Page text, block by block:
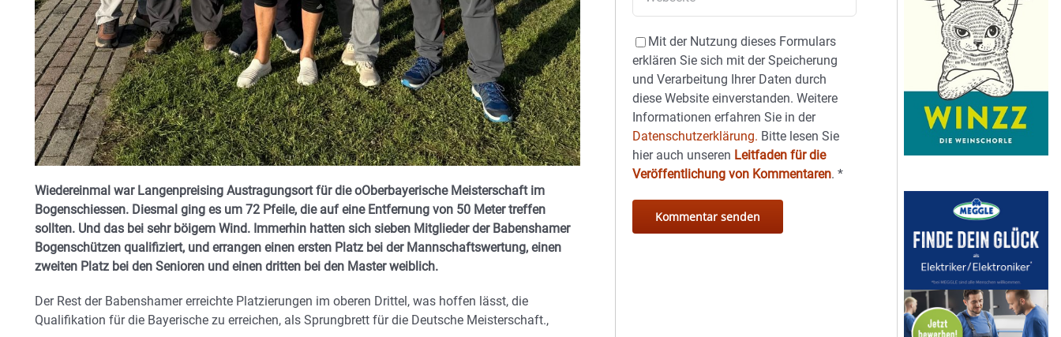
Wiedereinmal war Langenpreising Austragungsort für die oOberbayerische Meisterschaft im
Bogenschiessen. Diesmal ging es um 72 Pfeile, die auf eine Entfernung von 50 Meter treffen
sollten. Und das bei sehr böigem Wind. Immerhin hatten sich sieben Mitglieder der Babenshamer
Bogenschützen qualifiziert, und errangen einen ersten Platz bei der Mannschaftswertung, einen
zweiten Platz bei den Senioren und einen dritten bei den Master weiblich.
Der Rest der Babenshamer erreichte Platzierungen im oberen Drittel, was hoffen lässt, die
Qualifikation für die Bayerische zu erreichen, als Sprungbrett für die Deutsche Meisterschaft.,
Mit der Nutzung dieses Formulars
erklären Sie sich mit der Speicherung
und Verarbeitung Ihrer Daten durch
diese Website einverstanden. Weitere
Informationen erfahren Sie in der
Datenschutzerklärung. Bitte lesen Sie
hier auch unseren Leitfaden für die
Veröffentlichung von Kommentaren.*